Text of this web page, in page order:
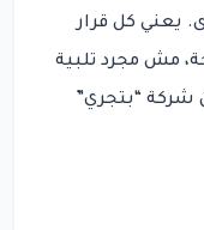
يعني كل قرار
مش مجرد تلبية
شركة “بتجري”